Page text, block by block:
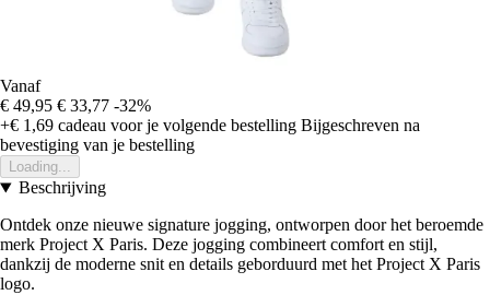
Vanaf
€ 49,95 € 33,77 -32%
+€ 1,69 cadeau voor je volgende bestelling Bijgeschreven na
bevestiging van je bestelling
Loading...
Beschrijving
Ontdek onze nieuwe signature jogging, ontworpen door het beroemde
merk Project X Paris. Deze jogging combineert comfort en stijl,
dankzij de moderne snit en details geborduurd met het Project X Paris
logo.